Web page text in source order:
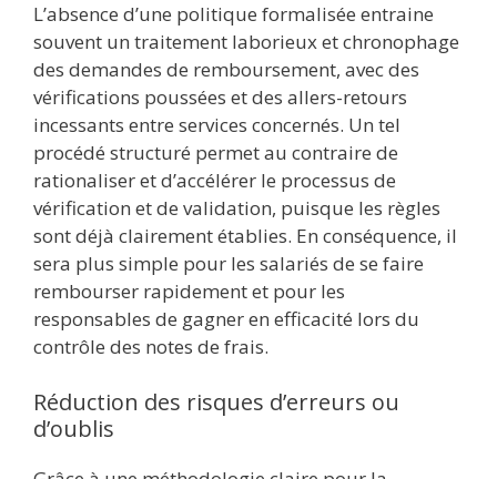
L’absence d’une politique formalisée entraine
souvent un traitement laborieux et chronophage
des demandes de remboursement, avec des
vérifications poussées et des allers-retours
incessants entre services concernés. Un tel
procédé structuré permet au contraire de
rationaliser et d’accélérer le processus de
vérification et de validation, puisque les règles
sont déjà clairement établies. En conséquence, il
sera plus simple pour les salariés de se faire
rembourser rapidement et pour les
responsables de gagner en efficacité lors du
contrôle des notes de frais.
Réduction des risques d’erreurs ou
d’oublis